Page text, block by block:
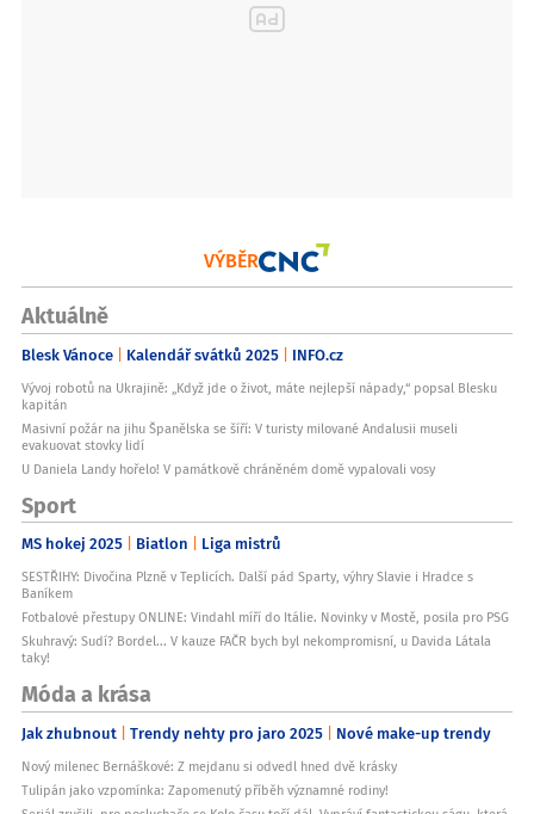
VÝBĚR
Aktuálně
Blesk Vánoce Kalendář svátků 2025 INFO.cz
Vývoj robotů na Ukrajině: „Když jde o život, máte nejlepší nápady,“ popsal Blesku
kapitán
Masivní požár na jihu Španělska se šíří: V turisty milované Andalusii museli
evakuovat stovky lidí
U Daniela Landy hořelo! V památkově chráněném domě vypalovali vosy
Sport
MS hokej 2025 Biatlon Liga mistrů
SESTŘIHY: Divočina Plzně v Teplicích. Další pád Sparty, výhry Slavie i Hradce s
Baníkem
Fotbalové přestupy ONLINE: Vindahl míří do Itálie. Novinky v Mostě, posila pro PSG
Skuhravý: Sudí? Bordel... V kauze FAČR bych byl nekompromisní, u Davida Látala
taky!
Móda a krása
Jak zhubnout Trendy nehty pro jaro 2025 Nové make-up trendy
Nový milenec Bernáškové: Z mejdanu si odvedl hned dvě krásky
Tulipán jako vzpomínka: Zapomenutý příběh významné rodiny!